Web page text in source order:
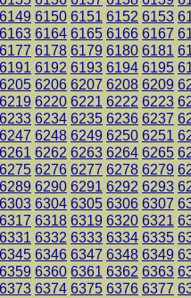
6149 6150 6151 6152 6153
6163 6164 6165 6166 6167
6177 6178 6179 6180 6181
6191 6192 6193 6194 6195
6205 6206 6207 6208 6209
6219 6220 6221 6222 6223
6233 6234 6235 6236 6237
6247 6248 6249 6250 6251
6261 6262 6263 6264 6265
6275 6276 6277 6278 6279
6289 6290 6291 6292 6293
6303 6304 6305 6306 6307
6317 6318 6319 6320 6321
6331 6332 6333 6334 6335
6345 6346 6347 6348 6349
6359 6360 6361 6362 6363
6373 6374 6375 6376 6377